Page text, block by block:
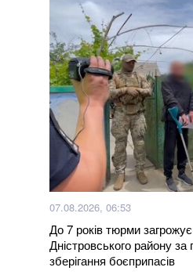
Більше
07.08.2026, 06:53
До 7 років тюрми
Дністровського району
зберігання боєприпасів